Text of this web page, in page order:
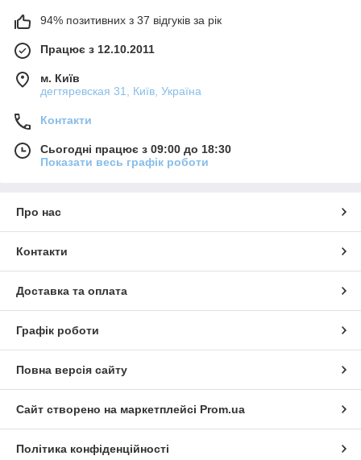
94% позитивних з 37 відгуків за рік
Працює з 12.10.2011
м. Київ
дегтяревская 31, Київ, Україна
Контакти
Сьогодні працює з 09:00 до 18:30
Показати весь графік роботи
Про нас
Контакти
Доставка та оплата
Графік роботи
Повна версія сайту
Сайт створено на маркетплейсі Prom.ua
Політика конфіденційності